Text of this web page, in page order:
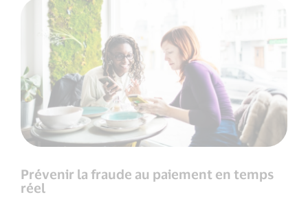
Prévenir la fraude au paiement en temps
réel